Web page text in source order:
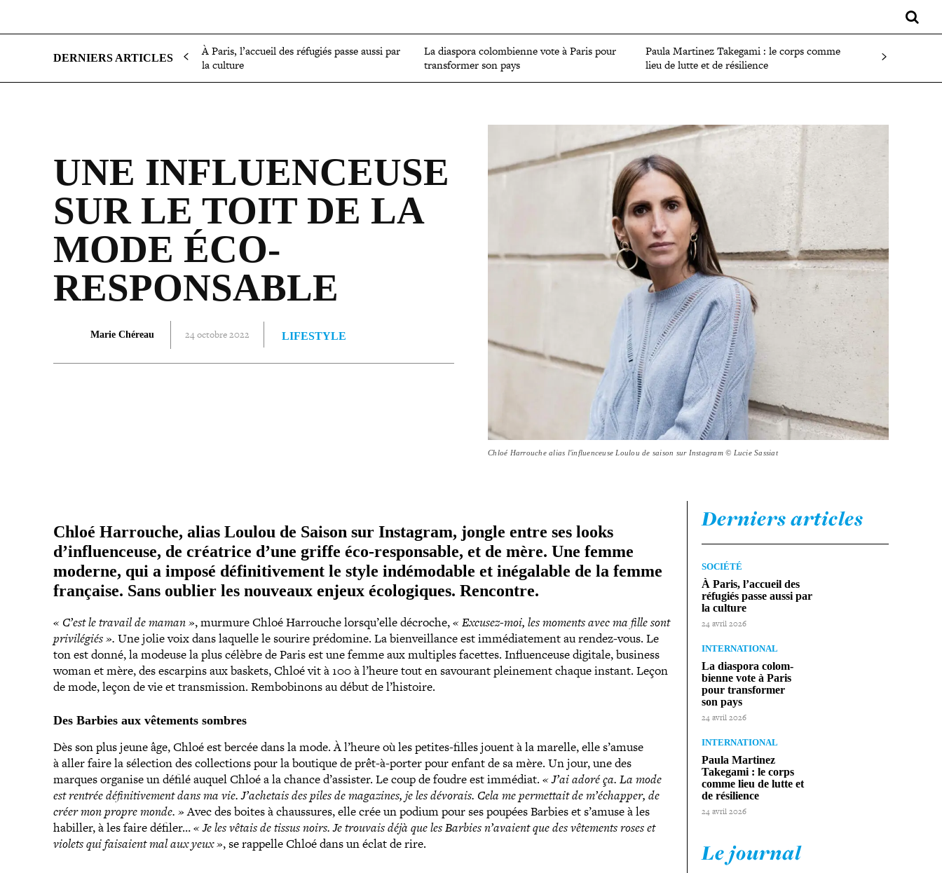
DERNIERS ARTICLES
À Paris, l’accueil des réfugiés passe aussi par
la culture
La diaspora colom­bienne vote à Paris pour
trans­for­mer son pays
Paula Martinez Takegami : le corps comme
lieu de lutte et de résilience
UNE INFLUEN­CEUSE
SUR LE TOIT DE LA
MODE ÉCO-
RESPONSABLE
Marie Chéreau 24 octobre 2022 LIFESTYLE
Chloé Harrouche alias l'influenceuse Loulou de saison sur Instagram © Lucie Sassiat
Chloé Harrouche, alias Loulou de Saison sur Instagram, jongle entre ses looks
d’influenceuse, de créatrice d’une griffe éco-​responsable, et de mère. Une femme
moderne, qui a imposé défi­ni­ti­ve­ment le style indé­mo­dable et inéga­lable de la femme
française. Sans oublier les nouveaux enjeux éco­lo­giques. Rencontre.
« C’est le travail de maman », murmure Chloé Harrouche lorsqu’elle décroche,« Excusez-​moi, les moments avec ma fille sont
pri­vi­lé­giés ». Une jolie voix dans laquelle le sourire prédomine. La bien­veillance est immé­dia­te­ment au rendez-​vous. Le
ton est donné, la modeuse la plus célèbre de Paris est une femme aux multiples facettes. Influenceuse digitale, business
woman et mère, des escarpins aux baskets, Chloé vit à 100 à l’heure tout en savourant plei­ne­ment chaque instant. Leçon
de mode, leçon de vie et trans­mis­sion. Rembobinons au début de l’histoire.
Des Barbies aux vêtements sombres
Dès son plus jeune âge, Chloé est bercée dans la mode. À l’heure où les petites-​filles jouent à la marelle, elle s’amuse
à aller faire la sélection des col­lec­tions pour la boutique de prêt-​à-​porter pour enfant de sa mère. Un jour, une des
marques organise un défilé auquel Chloé a la chance d’assister. Le coup de foudre est immédiat. « J’ai adoré ça. La mode
est rentrée défi­ni­ti­ve­ment dans ma vie.J’achetais des piles de magazines, je les dévorais. Cela me per­met­tait de m’échapper, de
créer mon propre monde. »Avec des boites à chaus­sures, elle crée un podium pour ses poupées Barbies et s’amuse à les
habiller, à les faire défiler…« Je les vêtais de tissus noirs. Je trouvais déjà que les Barbies n’avaient que des vêtements roses et
violets qui faisaient mal aux yeux », se rappelle Chloé dans un éclat de rire.
Derniers articles
SOCIÉTÉ
À Paris, l’accueil des
réfugiés passe aussi par
la culture
24 avril 2026
INTERNATIONAL
La diaspora colom­
bienne vote à Paris
pour trans­for­mer
son pays
24 avril 2026
INTERNATIONAL
Paula Martinez
Takegami : le corps
comme lieu de lutte et
de résilience
24 avril 2026
Le journal